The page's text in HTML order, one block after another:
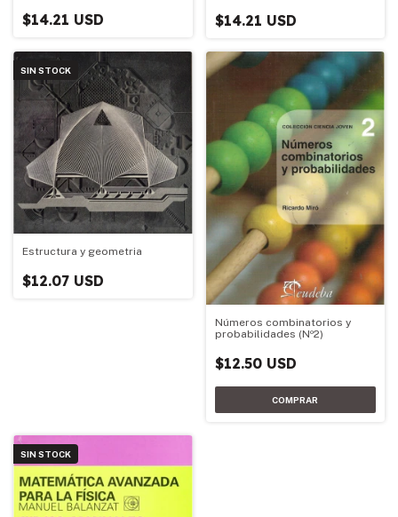
$14.21 USD $14.21 USD
SIN STOCK
Estructura y geometria
$12.07 USD
Números combinatorios y
probabilidades (Nº2)
$12.50 USD
SIN STOCK